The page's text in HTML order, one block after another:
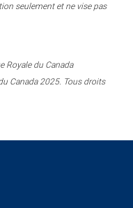
seulement et ne vise pas
Royale du Canada
Canada 2025. Tous droits